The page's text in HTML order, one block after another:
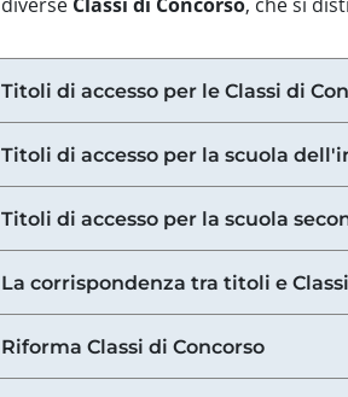
Titoli di accesso per le Classi di
Titoli di accesso per la scuola
Titoli di accesso per la scuola
La corrispondenza tra titoli e
Riforma Classi di Concorso